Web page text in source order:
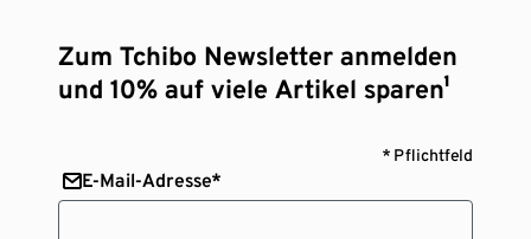
Zum Tchibo Newsletter anmelden
und 10% auf viele Artikel sparen¹
* Pflichtfeld
E-Mail-Adresse*